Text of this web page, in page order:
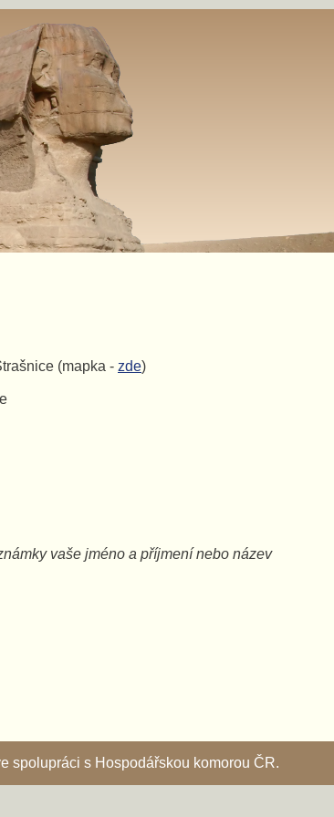
(mapka - zde)
vaše jméno a příjmení nebo název
spolupráci s Hospodářskou komorou ČR.